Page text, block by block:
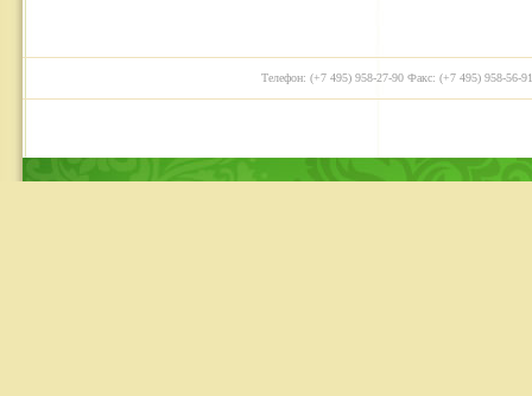
Телефон: (+7 495) 958-27-90 Факс: (+7 495) 958-56-